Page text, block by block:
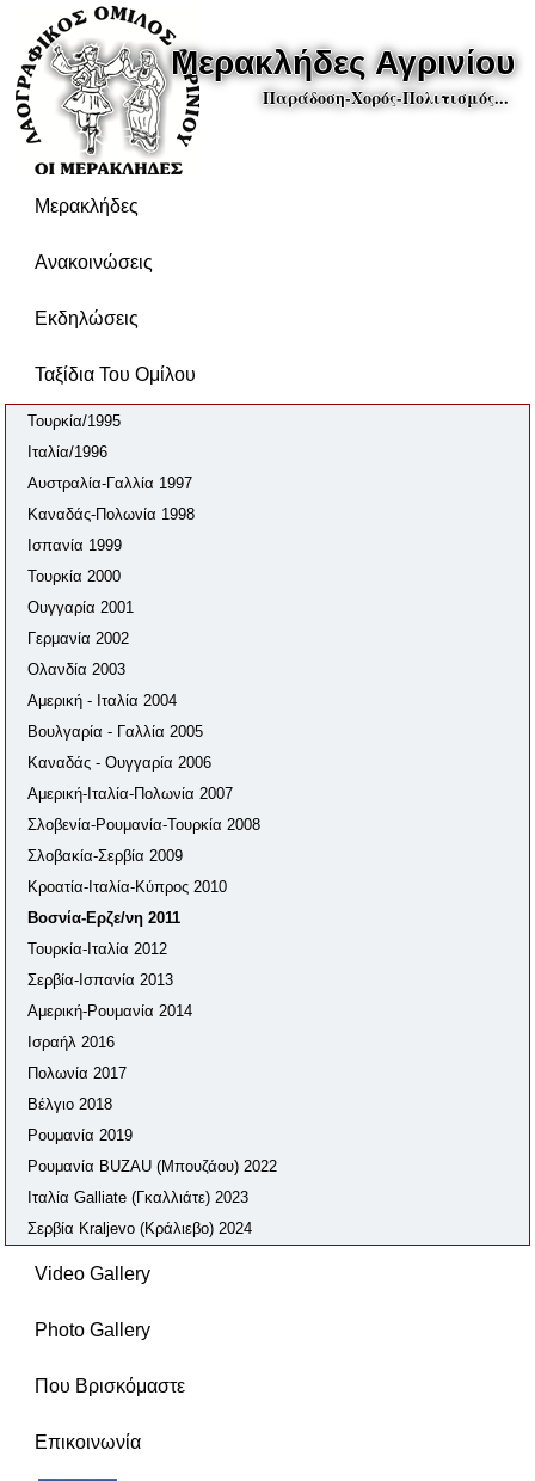
Μερακλήδες Αγρινίου
Παράδοση-Χορός-Πολιτισμός...
Μερακλήδες
Ανακοινώσεις
Εκδηλώσεις
Ταξίδια Του Ομίλου
Τουρκία/1995
Ιταλία/1996
Αυστραλία-Γαλλία 1997
Καναδάς-Πολωνία 1998
Ισπανία 1999
Τουρκία 2000
Ουγγαρία 2001
Γερμανία 2002
Ολανδία 2003
Αμερική - Ιταλία 2004
Βουλγαρία - Γαλλία 2005
Καναδάς - Ουγγαρία 2006
Αμερική-Ιταλία-Πολωνία 2007
Σλοβενία-Ρουμανία-Τουρκία 2008
Σλοβακία-Σερβία 2009
Κροατία-Ιταλία-Κύπρος 2010
Βοσνία-Ερζε/νη 2011
Τουρκία-Ιταλία 2012
Σερβία-Ισπανία 2013
Αμερική-Ρουμανία 2014
Ισραήλ 2016
Πολωνία 2017
Βέλγιο 2018
Ρουμανία 2019
Ρουμανία BUZAU (Μπουζάου) 2022
Ιταλία Galliate (Γκαλλιάτε) 2023
Σερβία Kraljevo (Κράλιεβο) 2024
Video Gallery
Photo Gallery
Που Βρισκόμαστε
Επικοινωνία